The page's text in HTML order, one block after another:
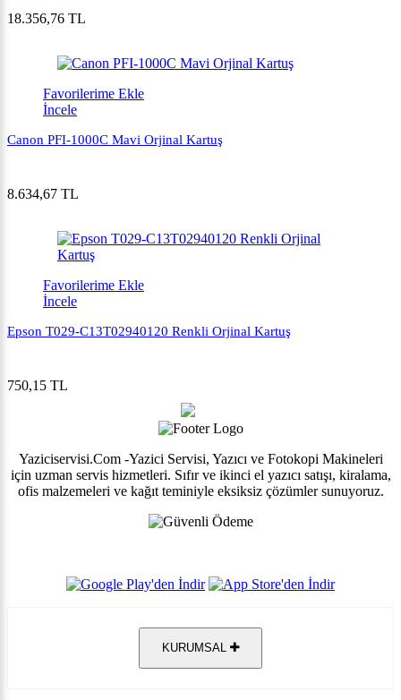
18.356,76 TL
Favorilerime Ekle
İncele
Canon PFI-1000C Mavi Orjinal Kartuş
8.634,67 TL
Favorilerime Ekle
İncele
Epson T029-C13T02940120 Renkli Orjinal Kartuş
750,15 TL
Yaziciservisi.Com -Yazici Servisi, Yazıcı ve Fotokopi Makineleri
için uzman servis hizmetleri. Sıfır ve ikinci el yazıcı satışı, kiralama,
ofis malzemeleri ve kağıt teminiyle eksiksiz çözümler sunuyoruz.
KURUMSAL